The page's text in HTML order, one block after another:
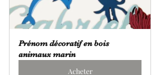
Prénom décoratif en bois
animaux marin
Acheter